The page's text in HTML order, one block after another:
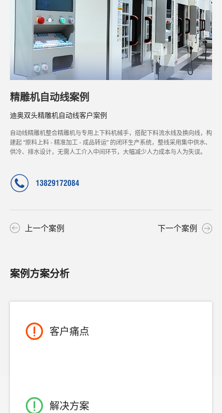
精雕机自动线案例
迪奥双头精雕机自动线客户案例
自动线精雕机整合精雕机与专用上下料机械手，搭配下料流水线及换向线，构
建起 “原料上料 - 精准加工 - 成品转运” 的闭环生产系统，整线采用集中供水、
供冷、排水设计，无需人工介入中间环节，大幅减少人力成本与人为失误。
13829172084
上一个案例 下一个案例
案例方案分析
客户痛点
解决方案